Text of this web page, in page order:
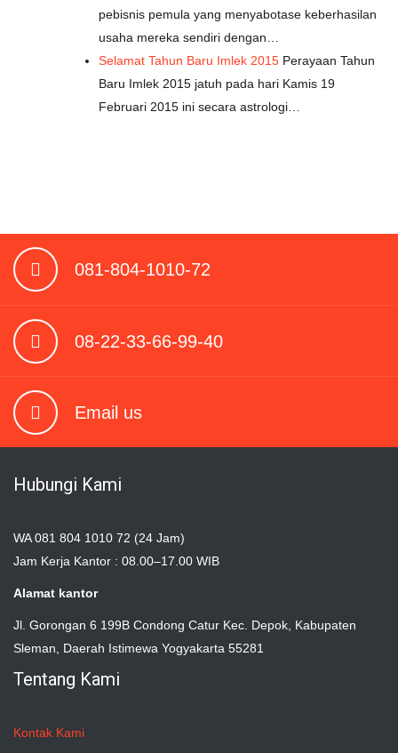
pebisnis pemula yang menyabotase keberhasilan
usaha mereka sendiri dengan…
Selamat Tahun Baru Imlek 2015 Perayaan Tahun
Baru Imlek 2015 jatuh pada hari Kamis 19
Februari 2015 ini secara astrologi…
081-804-1010-72
08-22-33-66-99-40
Email us
Hubungi Kami
WA 081 804 1010 72 (24 Jam)
Jam Kerja Kantor : 08.00–17.00 WIB
Alamat kantor
Jl. Gorongan 6 199B Condong Catur Kec. Depok, Kabupaten
Sleman, Daerah Istimewa Yogyakarta 55281
Tentang Kami
Kontak Kami